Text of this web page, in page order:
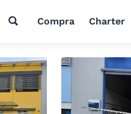
Compra Charter